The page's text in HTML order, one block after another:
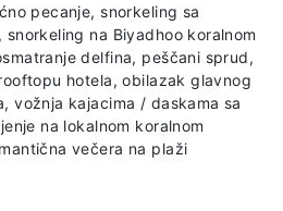
pecanje, snorkeling sa
snorkeling na Biyadhoo koralnom
delfina, peščani sprud,
hotela, obilazak glavnog
vožnja kajacima / daskama sa
na lokalnom koralnom
večera na plaži